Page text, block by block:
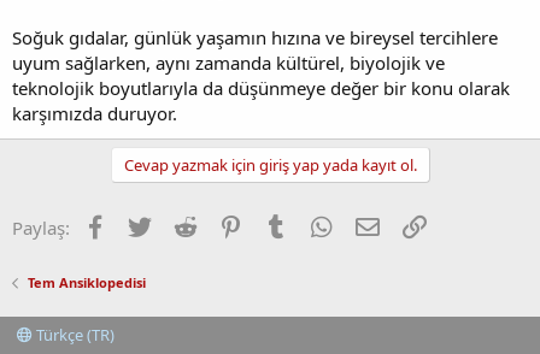
Soğuk gıdalar, günlük yaşamın hızına ve bireysel tercihlere
uyum sağlarken, aynı zamanda kültürel, biyolojik ve
teknolojik boyutlarıyla da düşünmeye değer bir konu olarak
karşımızda duruyor.
Cevap yazmak için giriş yap yada kayıt ol.
Paylaş: Facebook
TwitterReddit PinterestTumblrWhatsApp
E-postaLink
Tem Ansiklopedisi
Türkçe (TR)